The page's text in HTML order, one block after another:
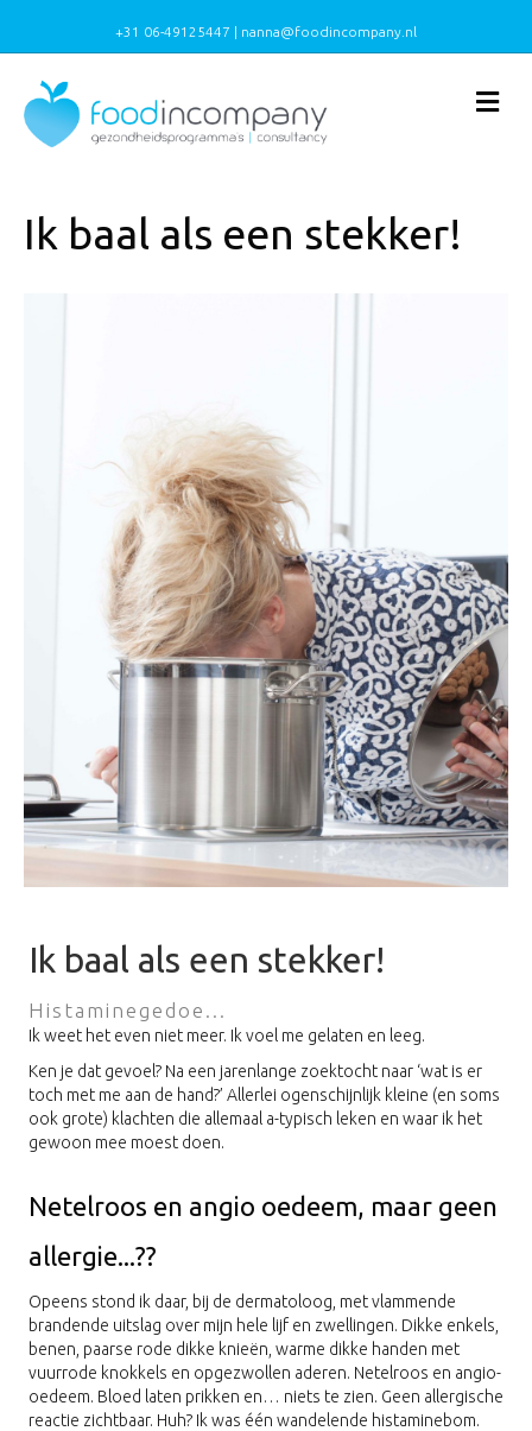
+31 06-49125447 | nanna@foodincompany.nl
Ik baal als een stekker!
Ik baal als een stekker!
Histaminegedoe...
Ik weet het even niet meer. Ik voel me gelaten en leeg.
Ken je dat gevoel? Na een jarenlange zoektocht naar ‘wat is er
toch met me aan de hand?’ Allerlei ogenschijnlijk kleine (en soms
ook grote) klachten die allemaal a-typisch leken en waar ik het
gewoon mee moest doen.
Netelroos en angio oedeem, maar geen
allergie...??
Opeens stond ik daar, bij de dermatoloog, met vlammende
brandende uitslag over mijn hele lijf en zwellingen. Dikke enkels,
benen, paarse rode dikke knieën, warme dikke handen met
vuurrode knokkels en opgezwollen aderen. Netelroos en angio-
oedeem. Bloed laten prikken en… niets te zien. Geen allergische
reactie zichtbaar. Huh? Ik was één wandelende histaminebom.